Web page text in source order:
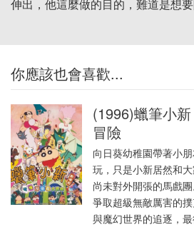
伸出，他這麼做的目的，難道是想
你應該也會喜歡...
(1996)蠟筆小
冒險
向日葵幼稚園帶著小
玩，只是小新居然和
尚未對外開張的馬戲
爭取超級無敵厲害的
與魔幻世界的追逐，